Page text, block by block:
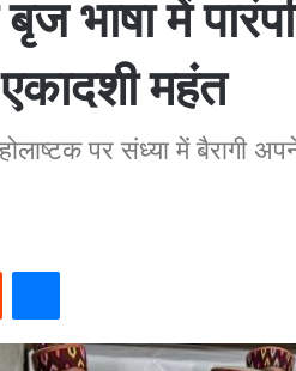
भाषा में
महंत
पर संध्या में बैरागी